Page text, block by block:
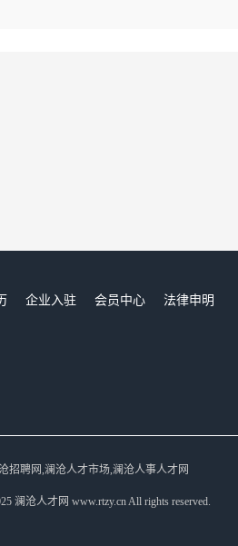
企业入驻 会员中心
法律申明
招聘网,澜沧人才市场,澜沧人事人才网
澜沧人才网 www.rtzy.cn All rights reserved.